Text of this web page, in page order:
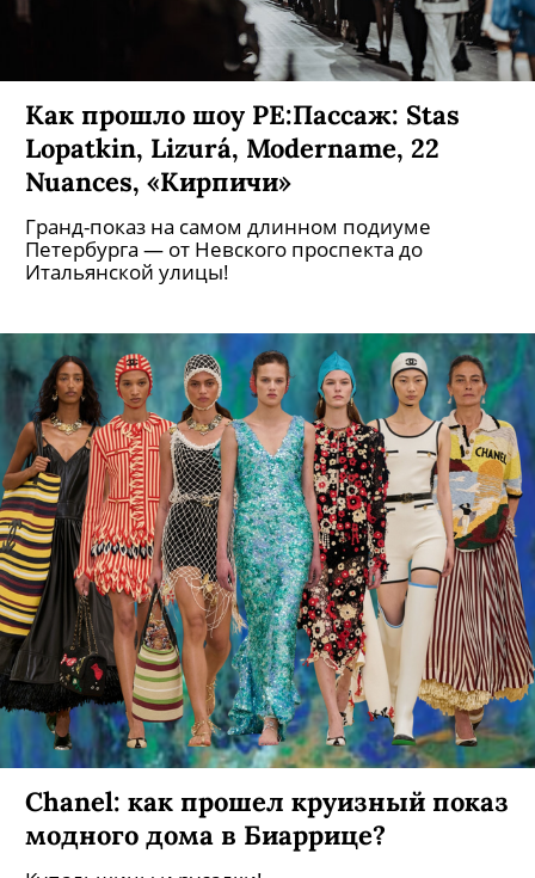
Как прошло шоу РЕ:Пассаж: Stas
Lopatkin, Lizurá, Modername, 22
Nuances, «Кирпичи»
Гранд-показ на самом длинном подиуме
Петербурга — от Невского проспекта до
Итальянской улицы!
Chanel: как прошел круизный показ
модного дома в Биаррице?